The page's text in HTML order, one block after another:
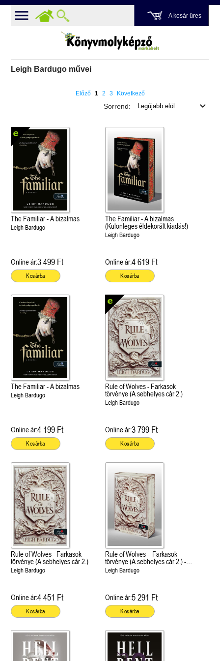
A kosár üres
Leigh Bardugo művei
cél (Off-Campus 4.)
olvasható!
Grace and Glory - Kegyelem és
dicsőség (Az Előhírnök-trilógia
Különleges éldekorált kiadás!
Előző 1 2 3 Következő
Sorrend:
The Familiar - A bizalmas
Leigh Bardugo
Online ár:3 499 Ft
Kosárba
The Familiar - A bizalmas
(Különleges éldekorált kiadás!)
Leigh Bardugo
Online ár:4 619 Ft
Kosárba
The Familiar - A bizalmas
Leigh Bardugo
Online ár:4 199 Ft
Kosárba
Rule of Wolves - Farkasok
törvénye (A sebhelyes cár 2.)
Leigh Bardugo
Online ár:3 799 Ft
Kosárba
Rule of Wolves - Farkasok
törvénye (A sebhelyes cár 2.)
Leigh Bardugo
Online ár:4 451 Ft
Kosárba
Rule of Wolves – Farkasok
törvénye (A sebhelyes cár 2.) -
Különleges éldekorált kiadás!
Leigh Bardugo
Online ár:5 291 Ft
Kosárba